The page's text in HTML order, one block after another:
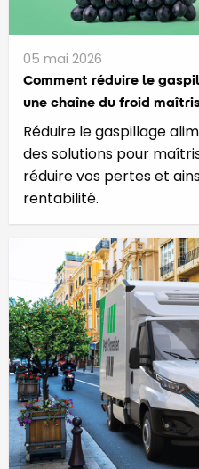
05 mai 2026
Comment réduire le
une chaîne du froid
Réduire le gaspillage
des solutions pour
réduire vos pertes et
rentabilité.